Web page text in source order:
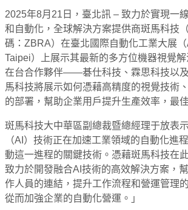
2025年8月21日，臺北訊 – 致力於實現一
和自動化，全球解決方案提供商斑馬科技
碼：ZBRA）在臺北國際自動化工業大展
Taipei）上展示其最新的多方位機器視覺
在台合作夥伴——碁仕科技、霖思科技以
馬科技將展示如何憑藉高精度的視覺技術
的部署，幫助企業用戶提升生產效率，最
斑馬科技大中華區副總裁暨總經理于放表
（AI）技術正在加速工業領域的自動化進
動這一進程的關鍵技術。憑藉斑馬科技在
致力於開發融合AI技術的高效解決方案，
作人員的連結，提升工作流程和營運管理
從而加強企業的自動化營運。」